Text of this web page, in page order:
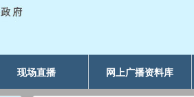
现场直播 网上广播资料库